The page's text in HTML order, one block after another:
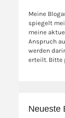
Meine
spiegelt
meine
Anspruch
werden
erteilt. Bitte
Neueste